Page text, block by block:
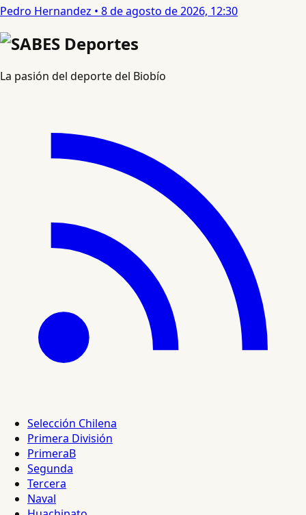
Pedro Hernandez • 8 de agosto de 2026, 12:30
La pasión del deporte del Biobío
Selección Chilena
Primera División
PrimeraB
Segunda
Tercera
Naval